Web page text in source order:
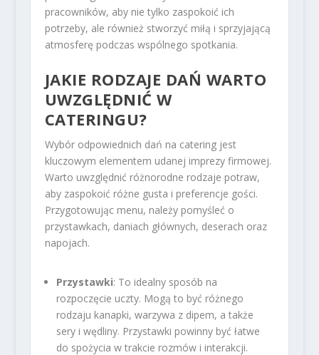
pracowników, aby nie tylko zaspokoić ich
potrzeby, ale również stworzyć miłą i sprzyjającą
atmosferę podczas wspólnego spotkania.
JAKIE RODZAJE DAŃ WARTO
UWZGLĘDNIĆ W
CATERINGU?
Wybór odpowiednich dań na catering jest
kluczowym elementem udanej imprezy firmowej.
Warto uwzględnić różnorodne rodzaje potraw,
aby zaspokoić różne gusta i preferencje gości.
Przygotowując menu, należy pomyśleć o
przystawkach, daniach głównych, deserach oraz
napojach.
Przystawki: To idealny sposób na
rozpoczęcie uczty. Mogą to być różnego
rodzaju kanapki, warzywa z dipem, a także
sery i wędliny. Przystawki powinny być łatwe
do spożycia w trakcie rozmów i interakcji.